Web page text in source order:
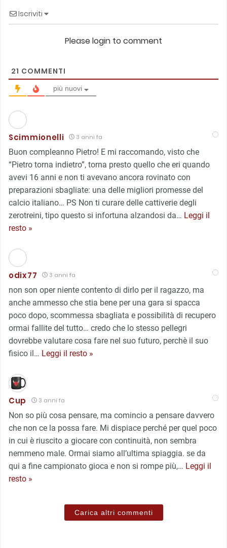
Iscriviti
Please login to comment
21 COMMENTI
più nuovi
Scimmionelli 3 anni fa
Buon compleanno Pietro! E mi raccomando, visto che
“Pietro torna indietro”, torna presto quello che eri quando
avevi 16 anni e non ti avevano ancora rovinato con
preparazioni sbagliate: una delle migliori promesse del
calcio italiano… PS Non ti curare delle cattiverie degli
zerotreini, tipo questo si infortuna alzandosi da… Leggi il
resto »
odix77 3 anni fa
non son oper niente contento di dirlo per il ragazzo, ma
anche ammesso che stia bene per una gara si spacca
poco dopo, scommessa sbagliata e possibilità di recupero
ormai fallite del tutto… credo che lo stesso pellegri
dovrebbe valutare cosa fare nel suo futuro, perchè il suo
fisico il… Leggi il resto »
Cup 3 anni fa
Non so più cosa pensare, ma comincio a pensare davvero
che non ce la possa fare. Mi dispiace perché per quel poco
in cui è riuscito a giocare con continuità, non sembra
nemmeno male. Ormai siamo all’ultima spiaggia. se da
qui a fine campionato gioca e non si rompe più,… Leggi il
resto »
Carica altri commenti